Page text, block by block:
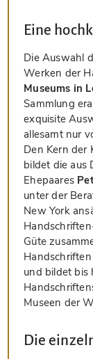
Eine
Die Auswahl
Werken der
Museums in
Sammlung
exquisite
allesamt nur
Den Kern der
bildet die aus
Ehepaares
unter der
New York
Güte
und bildet bis
Museen der
Die